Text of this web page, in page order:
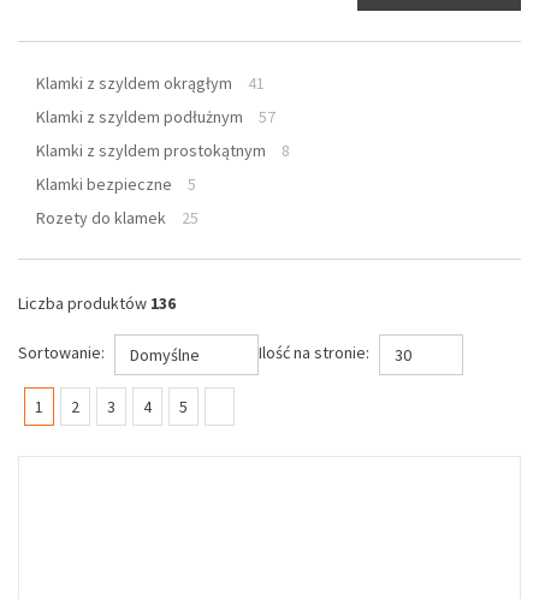
Klamki z szyldem okrągłym
41
Klamki z szyldem podłużnym
57
Klamki z szyldem prostokątnym
8
Klamki bezpieczne
5
Rozety do klamek
25
Liczba produktów 136
Sortowanie: Domyślne Ilość na stronie: 30
1 (current)
2 3 4 5